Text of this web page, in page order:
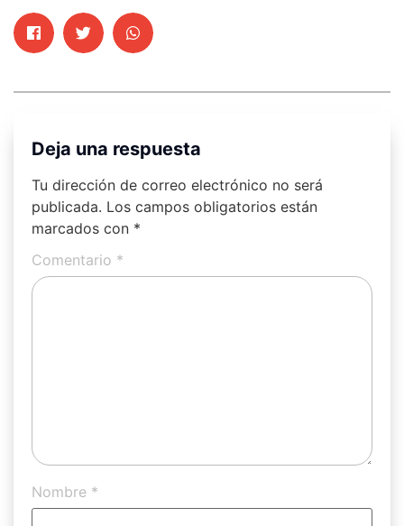
Deja una respuesta
Tu dirección de correo electrónico no será
publicada. Los campos obligatorios están
marcados con *
Comentario *
Nombre *